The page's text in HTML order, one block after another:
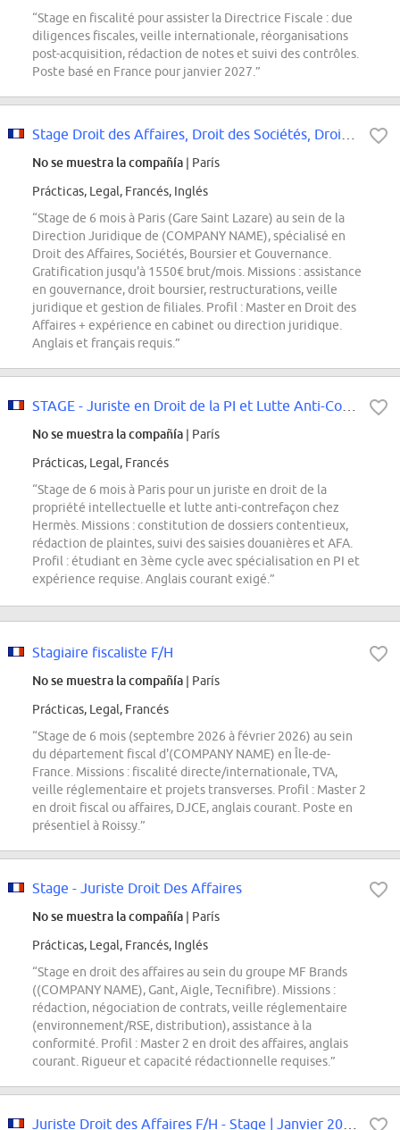
“Stage en fiscalité pour assister la Directrice Fiscale : due
diligences fiscales, veille internationale, réorganisations
post-acquisition, rédaction de notes et suivi des contrôles.
Poste basé en France pour janvier 2027.”
No se muestra la compañía | París
Prácticas, Legal, Francés, Inglés
“Stage de 6 mois à Paris (Gare Saint Lazare) au sein de la
Direction Juridique de (COMPANY NAME), spécialisé en
Droit des Affaires, Sociétés, Boursier et Gouvernance.
Gratification jusqu'à 1550€ brut/mois. Missions : assistance
en gouvernance, droit boursier, restructurations, veille
juridique et gestion de filiales. Profil : Master en Droit des
Affaires + expérience en cabinet ou direction juridique.
Anglais et français requis.”
No se muestra la compañía | París
Prácticas, Legal, Francés
“Stage de 6 mois à Paris pour un juriste en droit de la
propriété intellectuelle et lutte anti-contrefaçon chez
Hermès. Missions : constitution de dossiers contentieux,
rédaction de plaintes, suivi des saisies douanières et AFA.
Profil : étudiant en 3ème cycle avec spécialisation en PI et
expérience requise. Anglais courant exigé.”
Stagiaire fiscaliste F/H
No se muestra la compañía | París
Prácticas, Legal, Francés
“Stage de 6 mois (septembre 2026 à février 2026) au sein
du département fiscal d'(COMPANY NAME) en Île-de-
France. Missions : fiscalité directe/internationale, TVA,
veille réglementaire et projets transverses. Profil : Master 2
en droit fiscal ou affaires, DJCE, anglais courant. Poste en
présentiel à Roissy.”
Stage - Juriste Droit Des Affaires
No se muestra la compañía | París
Prácticas, Legal, Francés, Inglés
“Stage en droit des affaires au sein du groupe MF Brands
((COMPANY NAME), Gant, Aigle, Tecnifibre). Missions :
rédaction, négociation de contrats, veille réglementaire
(environnement/RSE, distribution), assistance à la
conformité. Profil : Master 2 en droit des affaires, anglais
courant. Rigueur et capacité rédactionnelle requises.”